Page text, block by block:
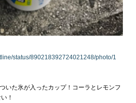
status/890218392724021248/photo/1
いた氷が入ったカップ！コーラとレモンフ
！